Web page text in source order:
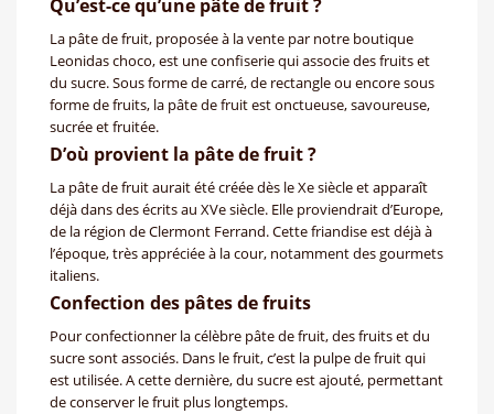
Qu’est-ce qu’une pâte de fruit ?
La pâte de fruit, proposée à la vente par notre boutique
Leonidas choco, est une confiserie qui associe des fruits et
du sucre. Sous forme de carré, de rectangle ou encore sous
forme de fruits, la pâte de fruit est onctueuse, savoureuse,
sucrée et fruitée.
D’où provient la pâte de fruit ?
La pâte de fruit aurait été créée dès le Xe siècle et apparaît
déjà dans des écrits au XVe siècle. Elle proviendrait d’Europe,
de la région de Clermont Ferrand. Cette friandise est déjà à
l’époque, très appréciée à la cour, notamment des gourmets
italiens.
Confection des pâtes de fruits
Pour confectionner la célèbre pâte de fruit, des fruits et du
sucre sont associés. Dans le fruit, c’est la pulpe de fruit qui
est utilisée. A cette dernière, du sucre est ajouté, permettant
de conserver le fruit plus longtemps.